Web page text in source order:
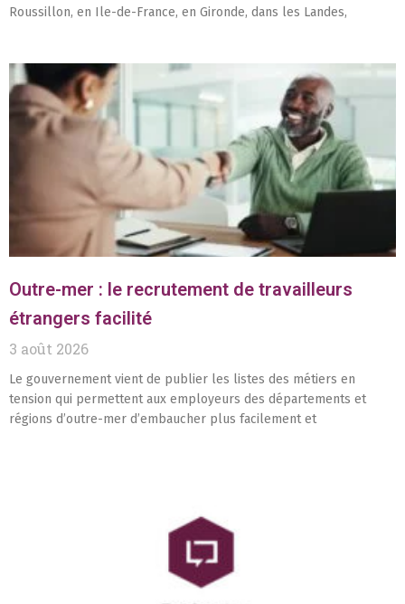
Roussillon, en Ile-de-France, en Gironde, dans les Landes,
Outre-mer : le recrutement de travailleurs
étrangers facilité
3 août 2026
Le gouvernement vient de publier les listes des métiers en
tension qui permettent aux employeurs des départements et
régions d’outre-mer d’embaucher plus facilement et